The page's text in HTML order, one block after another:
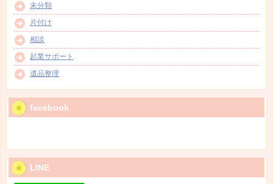
未分類
片付け
相談
起業サポート
遺品整理
facebook
LINE